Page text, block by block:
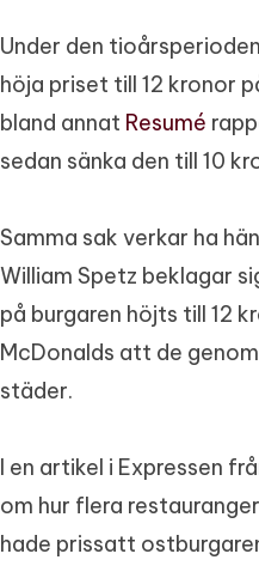
Under den
höja priset till 12 kronor
bland annat Resumé
sedan sänka den till 10
Samma sak verkar ha
William Spetz beklagar
på burgaren höjts till 12
McDonalds att de
städer.
I en artikel i Expressen
om hur flera
hade prissatt